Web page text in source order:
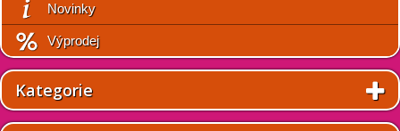
Novinky
Výprodej
Kategorie